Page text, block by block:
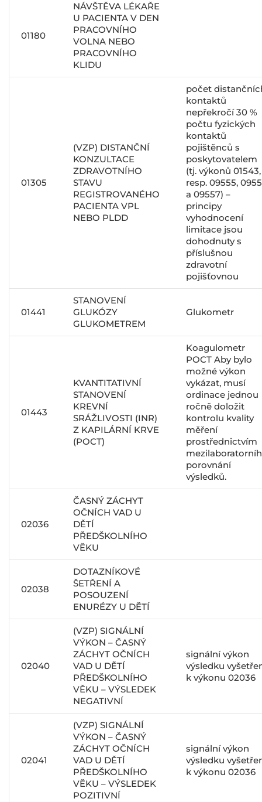
01180
NÁVŠTĚVA LÉKAŘE
U PACIENTA V DEN
PRACOVNÍHO
VOLNA NEBO
PRACOVNÍHO
KLIDU
01305
(VZP) DISTANČNÍ
KONZULTACE
ZDRAVOTNÍHO
STAVU
REGISTROVANÉHO
PACIENTA VPL
NEBO PLDD
počet
kontaktů
nepřekročí 30 %
počtu fyzických
kontaktů
pojištěnců s
poskytovatelem
(tj. výkonů 01543,
resp. 09555,
a 09557) –
principy
vyhodnocení
limitace jsou
dohodnuty s
příslušnou
zdravotní
pojišťovnou
01441
STANOVENÍ
GLUKÓZY
GLUKOMETREM
Glukometr
01443
KVANTITATIVNÍ
STANOVENÍ
KREVNÍ
SRÁŽLIVOSTI (INR)
Z KAPILÁRNÍ KRVE
(POCT)
Koagulometr
POCT Aby bylo
možné výkon
vykázat, musí
ordinace jednou
ročně doložit
kontrolu kvality
měření
prostřednictvím
porovnání
výsledků.
02036
ČASNÝ ZÁCHYT
OČNÍCH VAD U
DĚTÍ
PŘEDŠKOLNÍHO
VĚKU
02038
DOTAZNÍKOVÉ
ŠETŘENÍ A
POSOUZENÍ
ENURÉZY U DĚTÍ
02040
(VZP) SIGNÁLNÍ
VÝKON – ČASNÝ
ZÁCHYT OČNÍCH
VAD U DĚTÍ
PŘEDŠKOLNÍHO
VĚKU – VÝSLEDEK
NEGATIVNÍ
signální výkon
výsledku
k výkonu 02036
02041
(VZP) SIGNÁLNÍ
VÝKON – ČASNÝ
ZÁCHYT OČNÍCH
VAD U DĚTÍ
PŘEDŠKOLNÍHO
VĚKU – VÝSLEDEK
POZITIVNÍ
signální výkon
výsledku
k výkonu 02036